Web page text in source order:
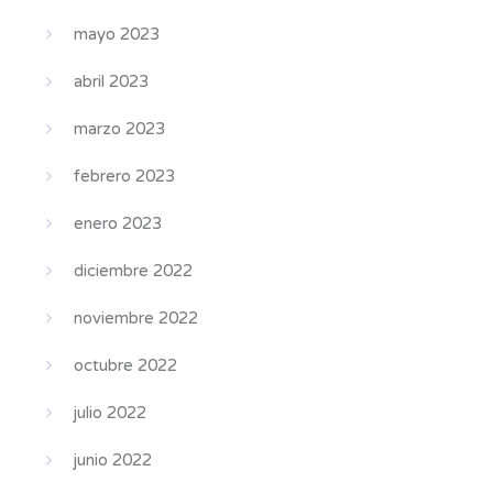
mayo 2023
abril 2023
marzo 2023
febrero 2023
enero 2023
diciembre 2022
noviembre 2022
octubre 2022
julio 2022
junio 2022